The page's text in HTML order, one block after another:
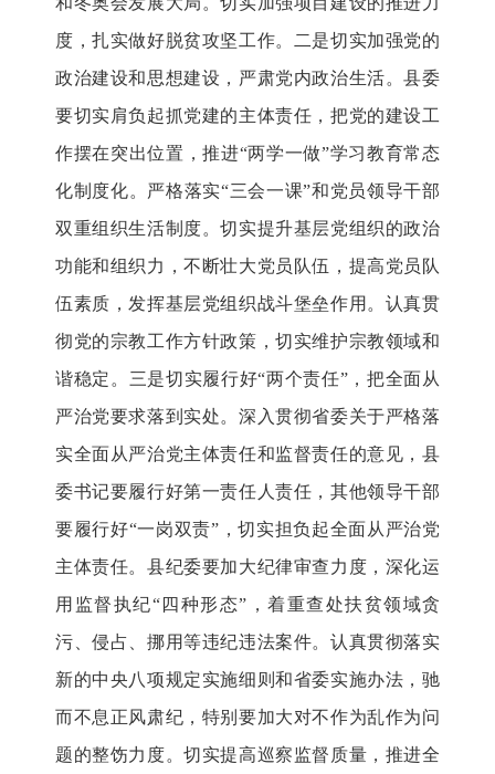
度，扎实做好脱贫攻坚工作。二是切实加强党的
政治建设和思想建设，严肃党内政治生活。县委
要切实肩负起抓党建的主体责任，把党的建设工
作摆在突出位置，推进“两学一做”学习教育常态
化制度化。严格落实“三会一课”和党员领导干部
双重组织生活制度。切实提升基层党组织的政治
功能和组织力，不断壮大党员队伍，提高党员队
伍素质，发挥基层党组织战斗堡垒作用。认真贯
彻党的宗教工作方针政策，切实维护宗教领域和
谐稳定。三是切实履行好“两个责任”，把全面从
严治党要求落到实处。深入贯彻省委关于严格落
实全面从严治党主体责任和监督责任的意见，县
委书记要履行好第一责任人责任，其他领导干部
要履行好“一岗双责”，切实担负起全面从严治党
主体责任。县纪委要加大纪律审查力度，深化运
用监督执纪“四种形态”，着重查处扶贫领域贪
污、侵占、挪用等违纪违法案件。认真贯彻落实
新的中央八项规定实施细则和省委实施办法，驰
而不息正风肃纪，特别要加大对不作为乱作为问
题的整饬力度。切实提高巡察监督质量，推进全